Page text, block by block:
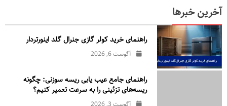
آخرین خبرها
راهنمای خرید کولر گازی جنرال‌ گلد اینورتر‌دار
آگوست 6, 2026
راهنمای جامع عیب یابی ریسه سوزنی: چگونه
ریسه‌های تزئینی را به سرعت تعمیر کنیم؟